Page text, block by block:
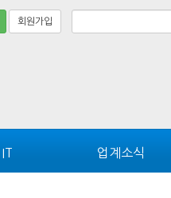
회원가입
IT 업계소식